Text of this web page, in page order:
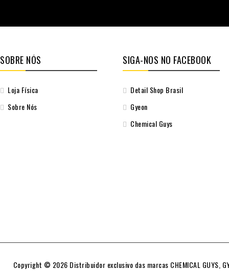
SOBRE NÓS
Loja Física
Sobre Nós
SIGA-NOS NO FACEBOOK
Detail Shop Brasil
Gyeon
Chemical Guys
Copyright © 2026 Distribuidor exclusivo das marcas CHEMICAL GUYS,